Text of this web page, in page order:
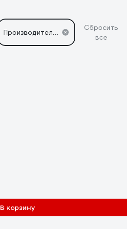
Производители: Makita
Сбросить
всё
В корзину